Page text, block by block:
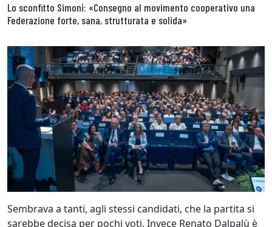
Lo sconfitto Simoni: «Consegno al movimento cooperativo una
Federazione forte, sana, strutturata e solida»
Sembrava a tanti, agli stessi candidati, che la partita si
sarebbe decisa per pochi voti. Invece Renato Dalpalù è